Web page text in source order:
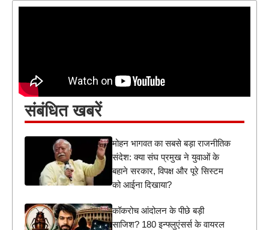
संबंधित खबरें
मोहन भागवत का सबसे बड़ा राजनीतिक
संदेश: क्या संघ प्रमुख ने युवाओं के
बहाने सरकार, विपक्ष और पूरे सिस्टम
को आईना दिखाया?
कॉकरोच आंदोलन के पीछे बड़ी
साजिश? 180 इन्फ्लुएंसर्स के वायरल